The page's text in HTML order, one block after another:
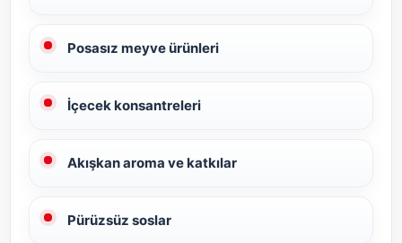
Posasız meyve ürünleri
İçecek konsantreleri
Akışkan aroma ve katkılar
Pürüzsüz soslar